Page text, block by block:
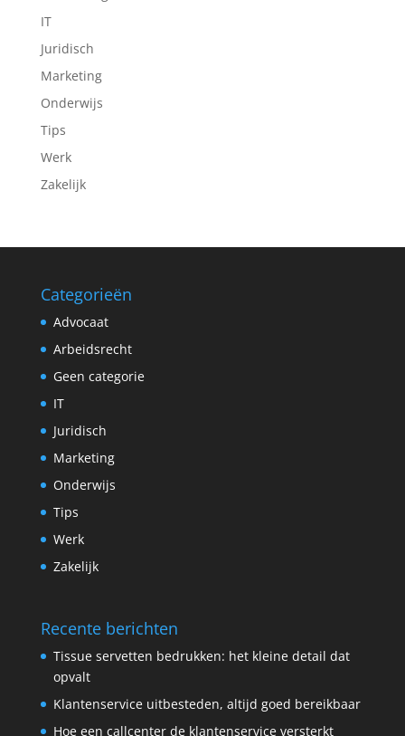
IT
Juridisch
Marketing
Onderwijs
Tips
Werk
Zakelijk
Categorieën
Advocaat
Arbeidsrecht
Geen categorie
IT
Juridisch
Marketing
Onderwijs
Tips
Werk
Zakelijk
Recente berichten
Tissue servetten bedrukken: het kleine detail dat
opvalt
Klantenservice uitbesteden, altijd goed bereikbaar
Hoe een callcenter de klantenservice versterkt